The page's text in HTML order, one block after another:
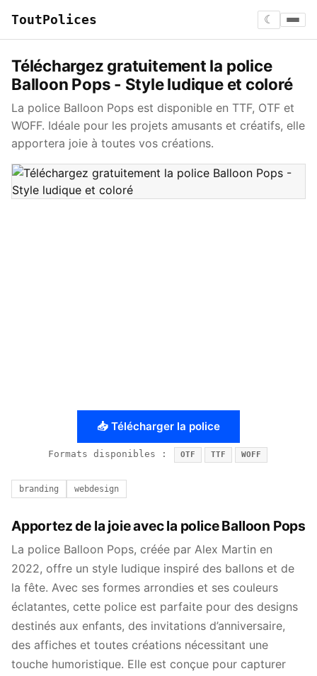
ToutPolices ☾
Téléchargez gratuitement la police
Balloon Pops - Style ludique et coloré
La police Balloon Pops est disponible en TTF, OTF et
WOFF. Idéale pour les projets amusants et créatifs, elle
apportera joie à toutes vos créations.
📥 Télécharger la police
Formats disponibles : OTF TTF WOFF
branding webdesign
Apportez de la joie avec la police Balloon Pops
La police Balloon Pops, créée par Alex Martin en
2022, offre un style ludique inspiré des ballons et de
la fête. Avec ses formes arrondies et ses couleurs
éclatantes, cette police est parfaite pour des designs
destinés aux enfants, des invitations d’anniversaire,
des affiches et toutes créations nécessitant une
touche humoristique. Elle est conçue pour capturer